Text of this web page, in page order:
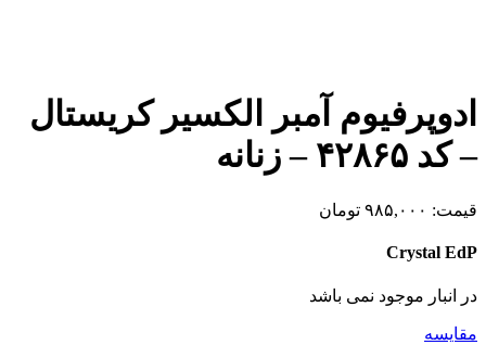
ادوپرفیوم آمبر الکسیر کریستال
– کد ۴۲۸۶۵ – زنانه
قیمت: ۹۸۵,۰۰۰ تومان
Crystal EdP
در انبار موجود نمی باشد
مقایسه